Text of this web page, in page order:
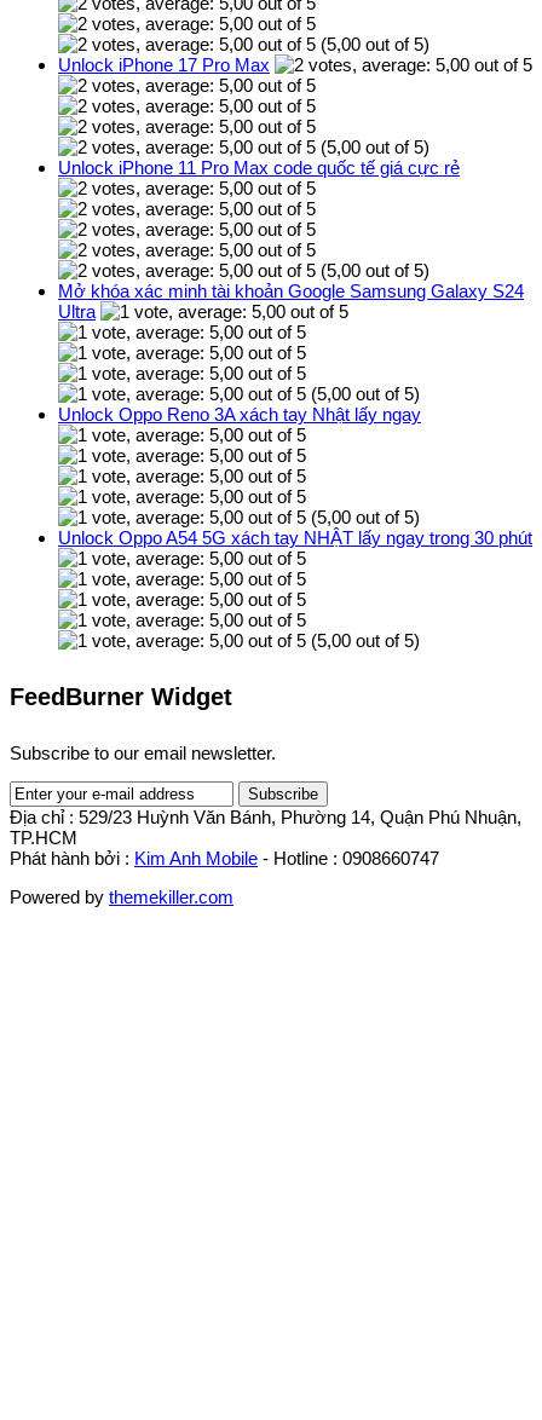
(5,00 out of 5)
Unlock iPhone 17 Pro Max
(5,00 out of 5)
Unlock iPhone 11 Pro Max code quốc tế giá cực rẻ
(5,00 out of 5)
Mở khóa xác minh tài khoản Google Samsung Galaxy S24
Ultra
(5,00 out of 5)
Unlock Oppo Reno 3A xách tay Nhật lấy ngay
(5,00 out of 5)
Unlock Oppo A54 5G xách tay NHẬT lấy ngay trong 30 phút
(5,00 out of 5)
FeedBurner Widget
Subscribe to our email newsletter.
Địa chỉ : 529/23 Huỳnh Văn Bánh, Phường 14, Quận Phú Nhuận,
TP.HCM
Phát hành bởi : Kim Anh Mobile - Hotline : 0908660747
Powered by themekiller.com